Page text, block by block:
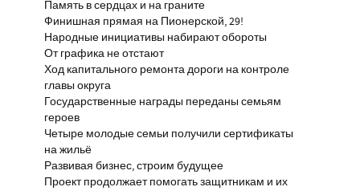
Память в сердцах и на граните
Финишная прямая на Пионерской, 29!
Народные инициативы набирают обороты
От графика не отстают
Ход капитального ремонта дороги на контроле
главы округа
Государственные награды переданы семьям
героев
Четыре молодые семьи получили сертификаты
на жильё
Развивая бизнес, строим будущее
Проект продолжает помогать защитникам и их